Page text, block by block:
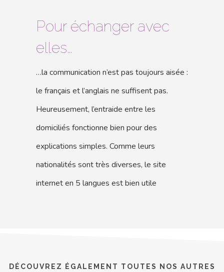
Pour échanger avec
elles…
…la communication n’est pas toujours aisée :
le français et l’anglais ne suffisent pas.
Heureusement, l’entraide entre les
domiciliés fonctionne bien pour des
explications simples. Comme leurs
nationalités sont très diverses, le site
internet en 5 langues est bien utile
DÉCOUVREZ ÉGALEMENT TOUTES NOS AUTRES